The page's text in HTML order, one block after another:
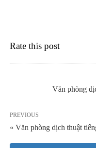
Rate this post
Văn phòng
PREVIOUS
« Văn phòng dịch thuật